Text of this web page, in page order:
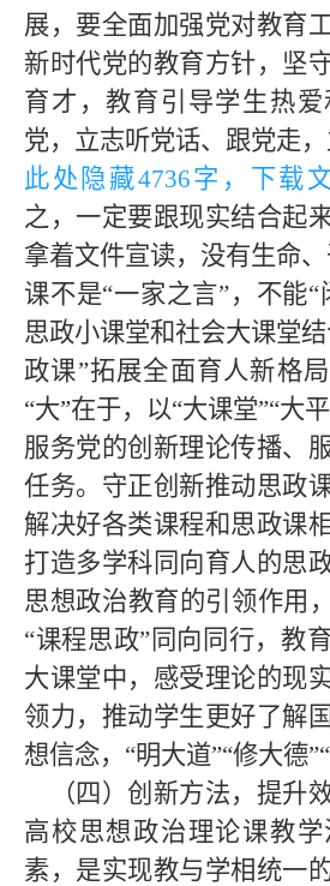
展，要全面加强党对教育
新时代党的教育方针，坚
育才，教育引导学生热
党，立志听党话、跟党走
此处隐藏4736字，下载
之，一定要跟现实结合起
拿着文件宣读，没有生命
课不是“一家之言”，不能
思政小课堂和社会大课堂
政课”拓展全面育人新格
“大”在于，以“大课堂”“大
服务党的创新理论传播、
任务。守正创新推动思政
解决好各类课程和思政课
打造多学科同向育人的思
思想政治教育的引领作用
“课程思政”同向同行，教
大课堂中，感受理论的现
领力，推动学生更好了解
想信念，“明大道”“修大德”“
（四）创新方法，提升
高校思想政治理论课教学
素，是实现教与学相统一